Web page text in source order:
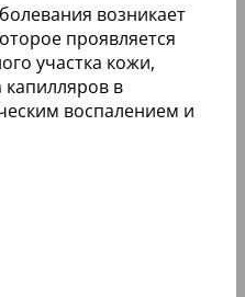
возникает
проявляется
участка кожи,
в
воспалением и